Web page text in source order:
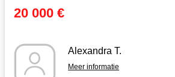
20 000 €
Alexandra T.
Meer informatie